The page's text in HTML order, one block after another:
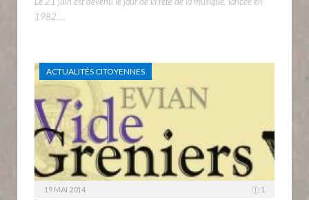
1982.…
ACTUALITÉS CITOYENNES
19 MAI 2014 1